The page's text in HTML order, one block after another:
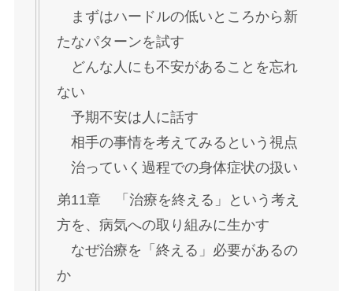
まずはハードルの低いところから新
たなパターンを試す
どんな人にも不安があることを忘れ
ない
予期不安は人に話す
相手の事情を考えてみるという視点
治っていく過程での身体症状の扱い
弟11章 「治療を終える」という考え
方を、病気への取り組みに生かす
なぜ治療を「終える」必要があるの
か